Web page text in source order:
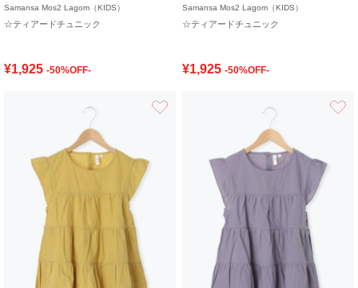
Samansa Mos2 Lagom（KIDS）
☆ティアードチュニック
¥1,925 -50%OFF-
Samansa Mos2 Lagom（KIDS）
☆ティアードチュニック
¥1,925 -50%OFF-